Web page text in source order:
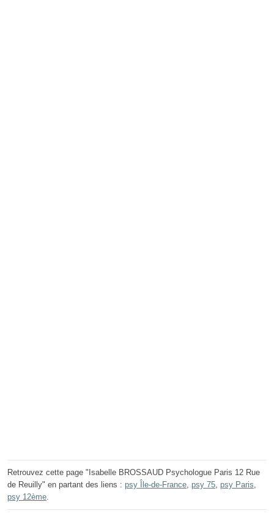
Retrouvez cette page "Isabelle BROSSAUD Psychologue Paris 12 Rue
de Reuilly" en partant des liens : psy Île-de-France, psy 75, psy Paris,
psy 12ème.